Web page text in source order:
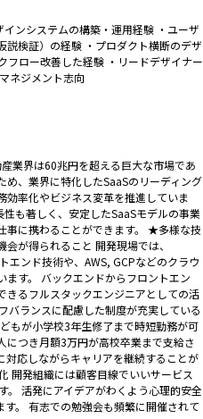
ンシステムの構築・運用経験 ・ユーザ
検証）の経験 ・プロダクト横断のデザ
フロー改善した経験 ・リードデザイナー
ネジメント志向
業界は60兆円を超える巨大な市場であ
め、業界に特化したSaaSのリーディング
効率化やビジネス変革を推進していま
も著しく、安定したSaaSモデルの事業
事に携わることができます。 ★多様な技
が得られること 開発現場では、
エンド技術や、AWS, GCPなどのクラウ
ます。 バックエンドからフロントエン
きるフルスタックエンジニアとしての活
ランスに配慮した制度が充実している
もが小学校3年生修了まで時短勤務が可
つき月額3万円が高校卒業まで支給さ
応しながらキャリアを継続することが
開発組織には顧客目線でいいサービス
。 活発にアイデアがわくよう心理的安全
。 有志での勉強会も頻繁に開催されて